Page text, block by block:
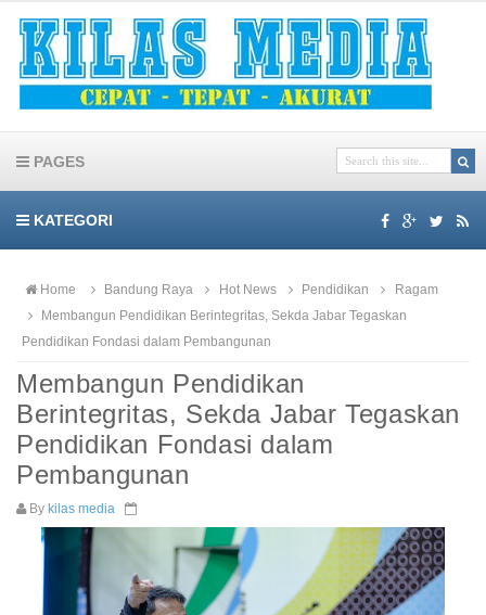
PAGES
KATEGORI
Home Bandung Raya Hot News Pendidikan
Ragam
Membangun Pendidikan Berintegritas, Sekda Jabar Tegaskan
Pendidikan Fondasi dalam Pembangunan
Membangun Pendidikan
Berintegritas, Sekda Jabar Tegaskan
Pendidikan Fondasi dalam
Pembangunan
By kilas media